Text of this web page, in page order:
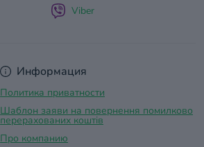
Информация
Политика приватности
Шаблон заяви на повернення помилково
перерахованих коштів
Про компанию
Viber